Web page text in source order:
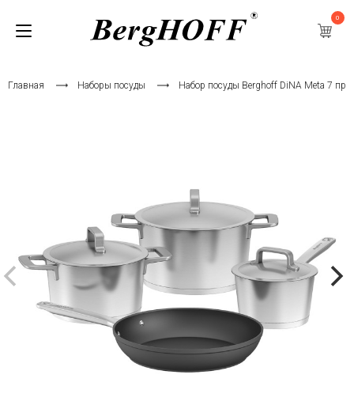
0
Главная Наборы посуды Набор посуды Berghoff DiNA Meta 7